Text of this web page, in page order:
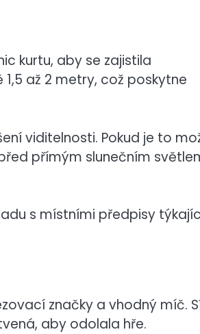
kurtu, aby se zajistila
až 2 metry, což poskytne
viditelnosti. Pokud je to
přímým slunečním
s místními předpisy
značky a vhodný míč.
aby odolala hře.